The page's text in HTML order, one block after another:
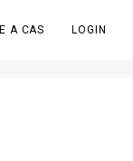
A CAS LOGIN